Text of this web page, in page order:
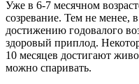
Уже в 6-7 месячном
созревание. Тем не менее,
достижению годовалого
здоровый приплод.
10 месяцев достигают
можно спаривать.